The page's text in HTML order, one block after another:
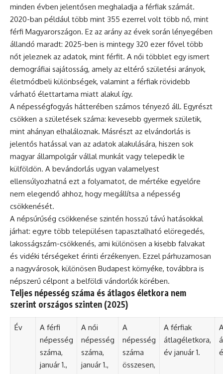
minden évben jelentősen meghaladja a férfiak számát.
2020-ban például több mint 355 ezerrel volt több nő, mint
férfi Magyarországon. Ez az arány az évek során lényegében
állandó maradt: 2025-ben is mintegy 320 ezer fővel több
nőt jeleznek az adatok, mint férfit. A női többlet egy ismert
demográfiai sajátosság, amely az eltérő születési arányok,
életmódbeli különbségek, valamint a férfiak rövidebb
várható élettartama miatt alakul így.
A népességfogyás hátterében számos tényező áll. Egyrészt
csökken a születések száma: kevesebb gyermek születik,
mint ahányan elhaláloznak. Másrészt az elvándorlás is
jelentős hatással van az adatok alakulására, hiszen sok
magyar állampolgár vállal munkát vagy telepedik le
külföldön. A bevándorlás ugyan valamelyest
ellensúlyozhatná ezt a folyamatot, de mértéke egyelőre
nem elegendő ahhoz, hogy megállítsa a népesség
csökkenését.
A népsűrűség csökkenése szintén hosszú távú hatásokkal
járhat: egyre több településen tapasztalható elöregedés,
lakosságszám-csökkenés, ami különösen a kisebb falvakat
és vidéki térségeket érinti érzékenyen. Ezzel párhuzamosan
a nagyvárosok, különösen Budapest környéke, továbbra is
népszerű célpont a belföldi vándorlók körében.
Teljes népesség száma és átlagos életkora nem
szerint országos szinten (2025)
Év
A férfi
népesség
száma,
január 1.,
A női
népesség
száma,
január 1.,
A
népesség
száma
összesen,
A férfiak
átlagéletkora,
év január 1.